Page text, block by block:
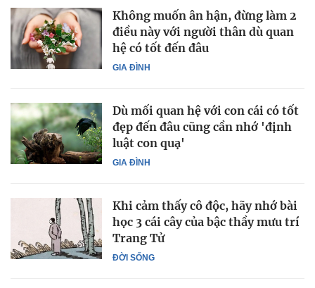
GIA ĐÌNH
Không muốn ân hận, đừng làm 2
điều này với người thân dù quan
hệ có tốt đến đâu
GIA ĐÌNH
Dù mối quan hệ với con cái có tốt
đẹp đến đâu cũng cần nhớ 'định
luật con quạ'
ĐỜI SỐNG
Khi cảm thấy cô độc, hãy nhớ bài
học 3 cái cây của bậc thầy mưu trí
Trang Tử